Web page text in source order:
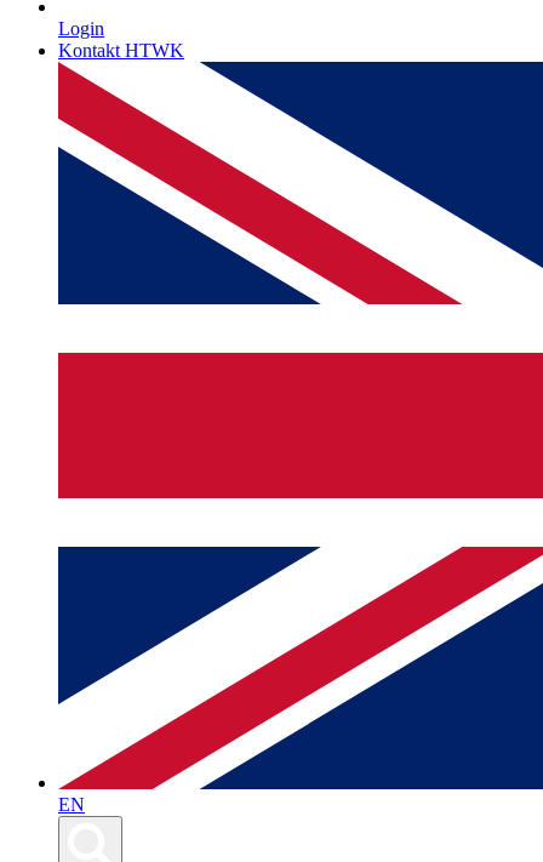
Login
Kontakt HTWK
EN